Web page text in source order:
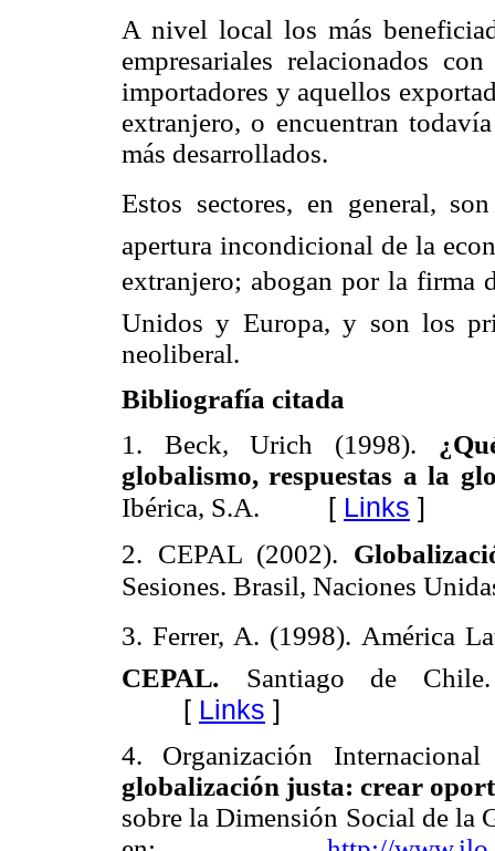
A nivel local los más
empresariales relacionados
importadores y aquellos
extranjero, o encuentran
más desarrollados.
Estos sectores, en general,
apertura incondicional de la
extranjero; abogan por la firma
Unidos y Europa, y son los
neoliberal.
Bibliografía citada
1. Beck, Urich (1998).
globalismo, respuestas a la
Ibérica, S.A.
[ Links ]
2. CEPAL (2002).
Sesiones. Brasil, Naciones
3. Ferrer, A. (1998). América
CEPAL. Santiago de
[ Links ]
4. Organización
globalización justa: crear
sobre la Dimensión Social de